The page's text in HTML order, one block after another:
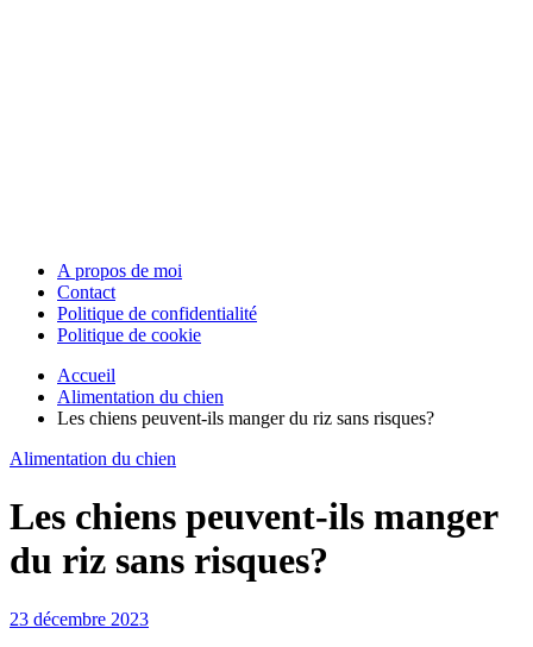
A propos de moi
Contact
Politique de confidentialité
Politique de cookie
Accueil
Alimentation du chien
Les chiens peuvent-ils manger du riz sans risques?
Alimentation du chien
Les chiens peuvent-ils manger
du riz sans risques?
23 décembre 2023